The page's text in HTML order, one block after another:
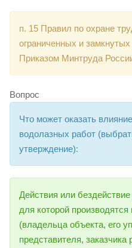
п. 15 Правил по охране
ограниченных и замкнутых
Приказом Минтруда
Вопрос
Что может оказать
водолазных работ
утверждение):
Действия или
для которой
(владельца объекта, его
представителя,